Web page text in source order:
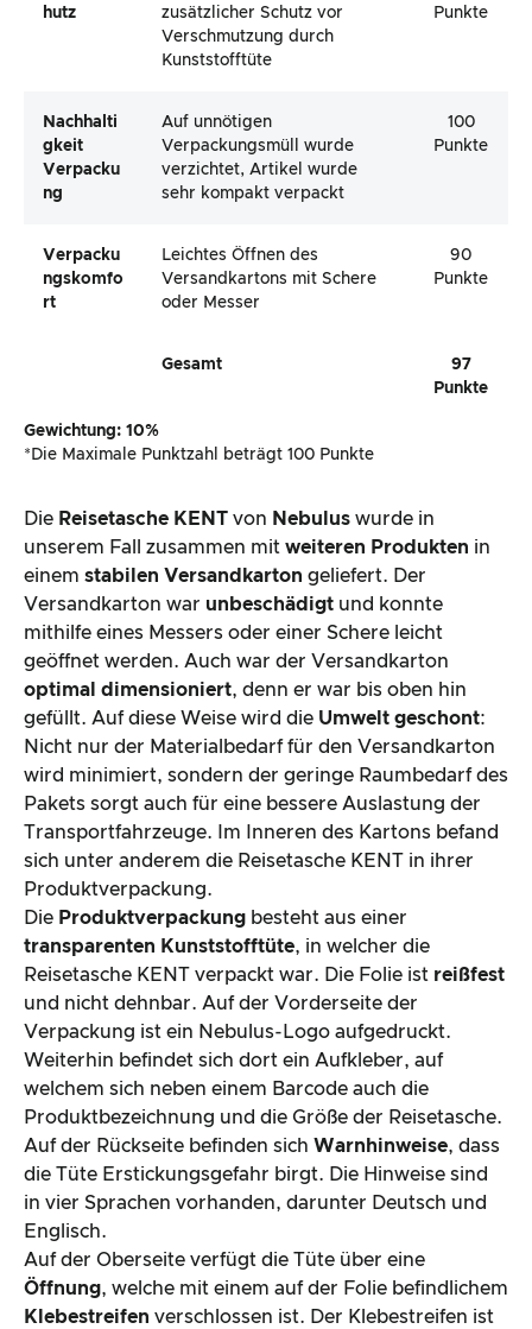
Hutz
zusätzlicher Schutz vor
Verschmutzung durch
Kunststofftüte
Punkte
Nachhalti
Gkeit
Verpacku
Ng
Auf unnötigen
Verpackungsmüll wurde
verzichtet, Artikel wurde
sehr kompakt verpackt
100
Punkte
Verpacku
Ngskomfo
Rt
Leichtes Öffnen des
Versandkartons mit Schere
oder Messer
90
Punkte
Gesamt
97
Punkte
Gewichtung: 10%
*Die Maximale Punktzahl beträgt 100 Punkte
Die Reisetasche KENT von Nebulus wurde in
unserem Fall zusammen mit weiteren Produkten in
einem stabilen Versandkarton geliefert. Der
Versandkarton war unbeschädigt und konnte
mithilfe eines Messers oder einer Schere leicht
geöffnet werden. Auch war der Versandkarton
optimal dimensioniert, denn er war bis oben hin
gefüllt. Auf diese Weise wird die Umwelt geschont:
Nicht nur der Materialbedarf für den Versandkarton
wird minimiert, sondern der geringe Raumbedarf des
Pakets sorgt auch für eine bessere Auslastung der
Transportfahrzeuge. Im Inneren des Kartons befand
sich unter anderem die Reisetasche KENT in ihrer
Produktverpackung.
Die Produktverpackung besteht aus einer
transparenten Kunststofftüte, in welcher die
Reisetasche KENT verpackt war. Die Folie ist reißfest
und nicht dehnbar. Auf der Vorderseite der
Verpackung ist ein Nebulus-Logo aufgedruckt.
Weiterhin befindet sich dort ein Aufkleber, auf
welchem sich neben einem Barcode auch die
Produktbezeichnung und die Größe der Reisetasche.
Auf der Rückseite befinden sich Warnhinweise, dass
die Tüte Erstickungsgefahr birgt. Die Hinweise sind
in vier Sprachen vorhanden, darunter Deutsch und
Englisch.
Auf der Oberseite verfügt die Tüte über eine
Öffnung, welche mit einem auf der Folie befindlichem
Klebestreifen verschlossen ist. Der Klebestreifen ist